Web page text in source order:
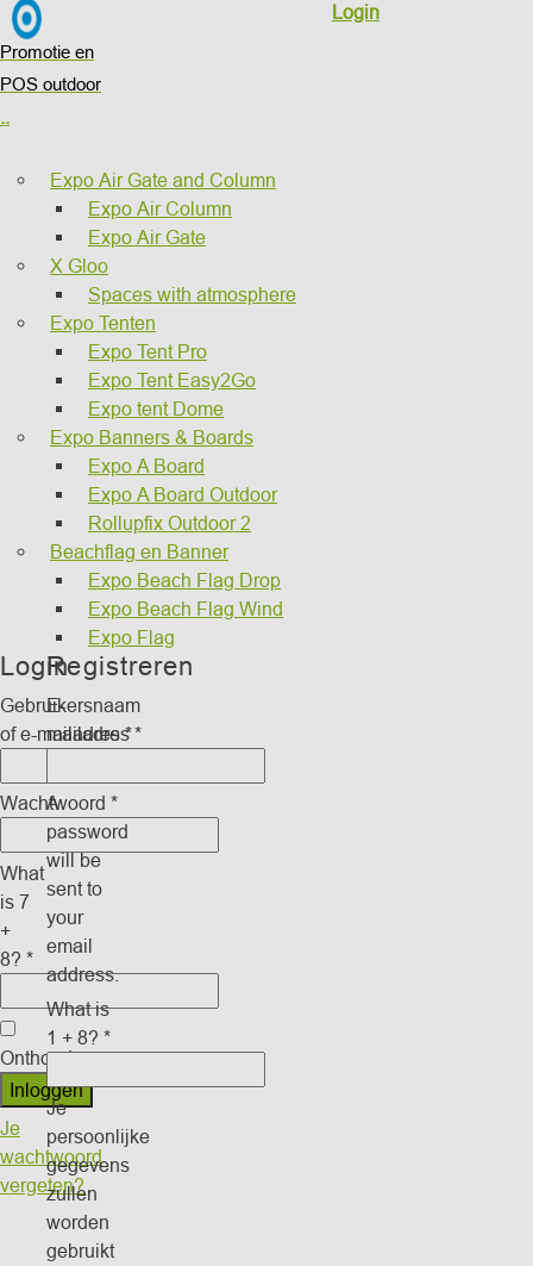
Promotie en
POS outdoor
..
Expo Air Gate and Column
Expo Air Column
Expo Air Gate
X Gloo
Spaces with atmosphere
Expo Tenten
Expo Tent Pro
Expo Tent Easy2Go
Expo tent Dome
Expo Banners & Boards
Expo A Board
Expo A Board Outdoor
Rollupfix Outdoor 2
Beachflag en Banner
Expo Beach Flag Drop
Expo Beach Flag Wind
Expo Flag
Login
Login
Gebruikersnaam
of e-mailadres*
Wachtwoord *
What
is 7
+
8? *
Onthouden
Inloggen
Je
wachtwoord
vergeten?
Registreren
E-
mailadres*
A
password
will be
sent to
your
email
address.
What is
1 + 8?*
Je
persoonlijke
gegevens
zullen
worden
gebruikt